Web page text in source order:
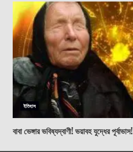
ইতিহাস
বাবা ভেঙ্গার ভবিষ্যদ্বাণী! ভয়াবহ যুদ্ধের পূর্বাভাস!